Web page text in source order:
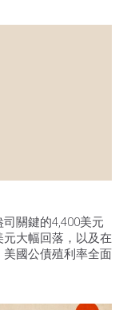
關鍵的4,400美元
大幅回落，以及在
國公債殖利率全面